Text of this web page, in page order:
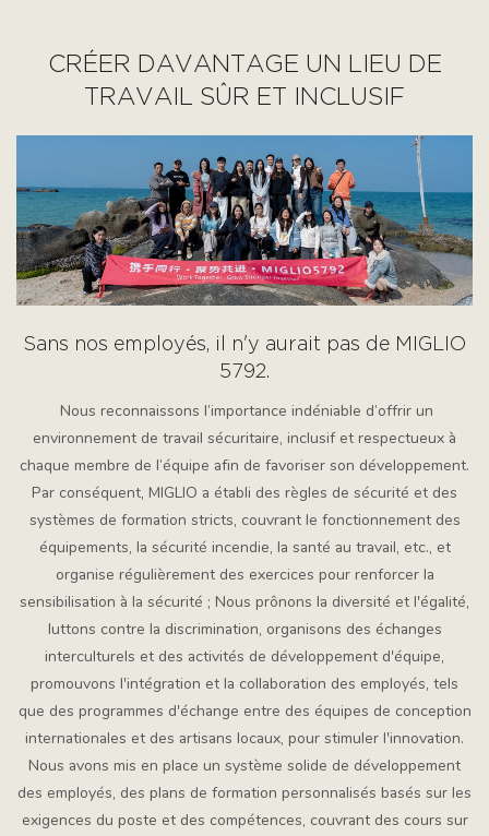
CRÉER DAVANTAGE UN LIEU DE
TRAVAIL SÛR ET INCLUSIF
Sans nos employés, il n'y aurait pas de MIGLIO
5792.
Nous reconnaissons l’importance indéniable d’offrir un
environnement de travail sécuritaire, inclusif et respectueux à
chaque membre de l’équipe afin de favoriser son développement.
Par conséquent, MIGLIO a établi des règles de sécurité et des
systèmes de formation stricts, couvrant le fonctionnement des
équipements, la sécurité incendie, la santé au travail, etc., et
organise régulièrement des exercices pour renforcer la
sensibilisation à la sécurité ; Nous prônons la diversité et l'égalité,
luttons contre la discrimination, organisons des échanges
interculturels et des activités de développement d'équipe,
promouvons l'intégration et la collaboration des employés, tels
que des programmes d'échange entre des équipes de conception
internationales et des artisans locaux, pour stimuler l'innovation.
Nous avons mis en place un système solide de développement
des employés, des plans de formation personnalisés basés sur les
exigences du poste et des compétences, couvrant des cours sur